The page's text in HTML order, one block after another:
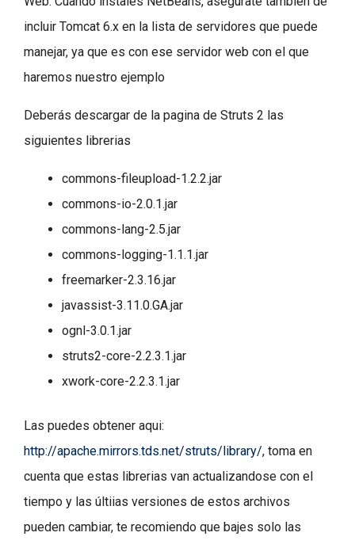
incluir Tomcat 6.x en la lista de servidores que puede
manejar, ya que es con ese servidor web con el que
haremos nuestro ejemplo
Deberás descargar de la pagina de Struts 2 las
siguientes librerias
commons-fileupload-1.2.2.jar
commons-io-2.0.1.jar
commons-lang-2.5.jar
commons-logging-1.1.1.jar
freemarker-2.3.16.jar
javassist-3.11.0.GA.jar
ognl-3.0.1.jar
struts2-core-2.2.3.1.jar
xwork-core-2.2.3.1.jar
Las puedes obtener aqui:
http://apache.mirrors.tds.net/struts/library/, toma en
cuenta que estas librerias van actualizandose con el
tiempo y las últiias versiones de estos archivos
pueden cambiar, te recomiendo que bajes solo las